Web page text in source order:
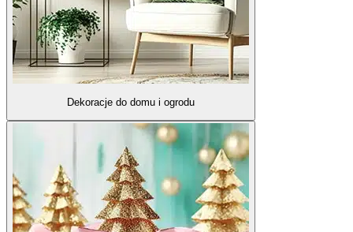
Dekoracje do domu i ogrodu